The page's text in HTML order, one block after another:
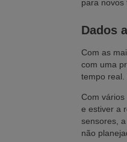
para novos
Dados
Com as
com uma
tempo real.
Com
e estiver a
sensores,
não